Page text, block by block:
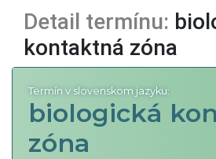
Detail termínu:
kontaktná zóna
Termín v slovenskom jazyku:
biologická
zóna